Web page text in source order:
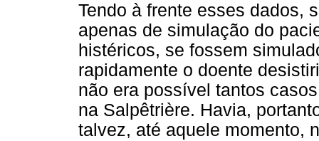
Tendo à frente esses dados,
apenas de simulação do
histéricos, se fossem
rapidamente o doente
não era possível tantos
na Salpêtrière. Havia,
talvez, até aquele momento,